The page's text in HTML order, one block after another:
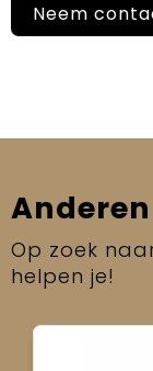
Neem
Op zoek
helpen je!